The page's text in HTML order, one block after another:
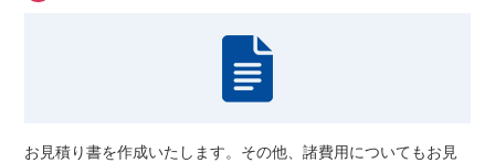
お見積り書を作成いたします。その他、諸費用についてもお見